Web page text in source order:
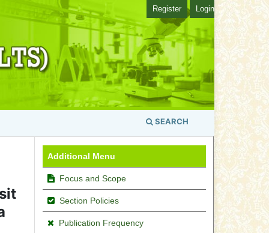
SEARCH
Register Login
Additional Menu
Focus and Scope
Section Policies
Publication Frequency